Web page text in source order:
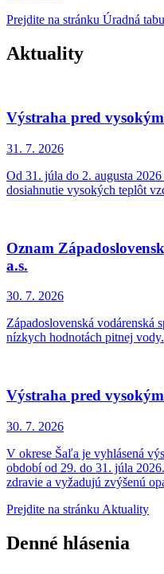
Prejdite na stránku Úradná
Aktuality
Výstraha pred
31. 7. 2026
Od 31. júla do 2. augusta
dosiahnutie vysokých teplôt
Oznam
a.s.
30. 7. 2026
Západoslovenská
nízkych hodnotách pitnej vody.
Výstraha pred
30. 7. 2026
V okrese Šaľa je vyhlásená
období od 29. do 31. júla
zdravie a vyžadujú zvýšenú
Prejdite na stránku Aktuality
Denné hlásenia